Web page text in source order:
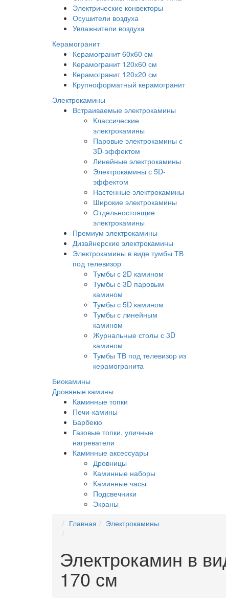
Электрические конвекторы
Осушители воздуха
Увлажнители воздуха
Керамогранит
Керамогранит 60х60 см
Керамогранит 120х60 см
Керамогранит 120х20 см
Крупноформатный керамогранит
Электрокамины
Встраиваемые электрокамины
Классические
электрокамины
Паровые электрокамины с
3D-эффектом
Линейные электрокамины
Электрокамины с 5D-
эффектом
Настенные электрокамины
Широкие электрокамины
Отдельностоящие
электрокамины
Премиум электрокамины
Дизайнерские электрокамины
Электрокамины в виде тумбы ТВ
под телевизор
Тумбы с 2D камином
Тумбы с 3D паровым
камином
Тумбы с 5D камином
Тумбы с линейным
камином
Журнальные столы с 3D
камином
Тумбы ТВ под телевизор из
керамогранита
Биокамины
Дровяные камины
Каминные топки
Печи-камины
Барбекю
Газовые топки, уличные
нагреватели
Каминные аксессуары
Дровницы
Каминные наборы
Каминные часы
Подсвечники
Экраны
Главная Электрокамины
Электрокамин в
170 см